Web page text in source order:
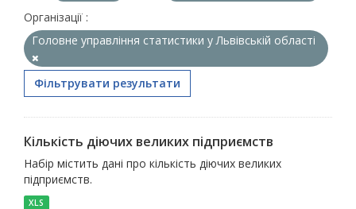
Організації :
Головне управління статистики у Львівській області
Фільтрувати результати
Кількість діючих великих підприємств
Набір містить дані про кількість діючих великих
підприємств.
XLS